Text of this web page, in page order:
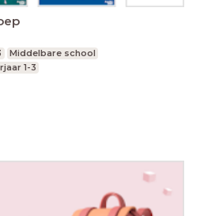
Middelbare school
1-3